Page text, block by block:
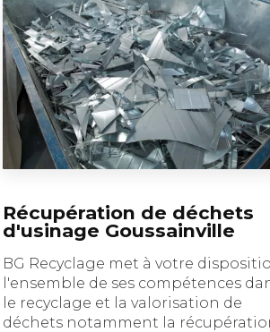
Récupération de déchets
d'usinage Goussainville
BG Recyclage met à votre
l'ensemble de ses compétences
le recyclage et la valorisation de
déchets notamment la